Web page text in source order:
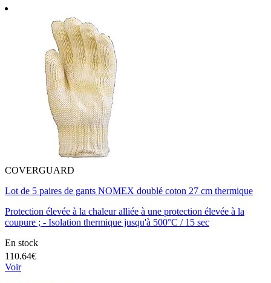
COVERGUARD
Lot de 5 paires de gants NOMEX doublé coton 27 cm thermique
Protection élevée à la chaleur alliée à une protection élevée à la
coupure ; - Isolation thermique jusqu'à 500°C / 15 sec
En stock
110.64€
Voir